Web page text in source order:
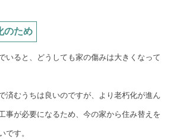
のため
いると、どうしても家の傷みは大きくなって
済むうちは良いのですが、より老朽化が進ん
事が必要になるため、今の家から住み替えを
です。